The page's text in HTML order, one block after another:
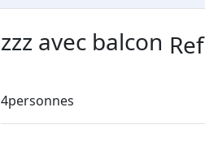
zzz avec balcon
4personnes